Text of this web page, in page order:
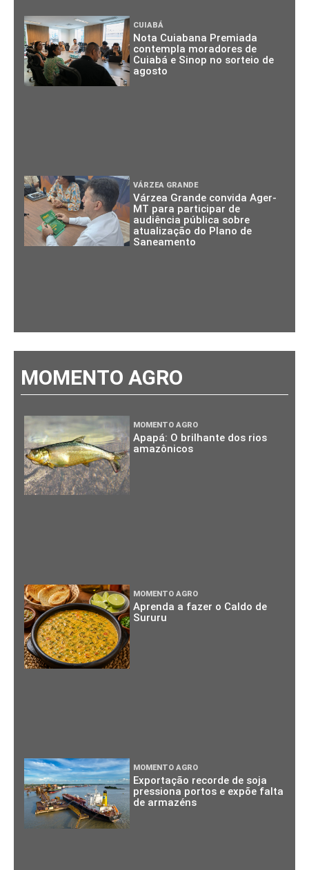
CUIABÁ
Nota Cuiabana Premiada
contempla moradores de
Cuiabá e Sinop no sorteio de
agosto
VÁRZEA GRANDE
Várzea Grande convida Ager-
MT para participar de
audiência pública sobre
atualização do Plano de
Saneamento
MOMENTO AGRO
MOMENTO AGRO
Apapá: O brilhante dos rios
amazônicos
MOMENTO AGRO
Aprenda a fazer o Caldo de
Sururu
MOMENTO AGRO
Exportação recorde de soja
pressiona portos e expõe falta
de armazéns